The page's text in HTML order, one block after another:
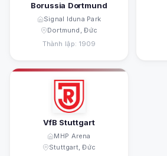
Borussia Dortmund
Signal Iduna Park
Dortmund, Đức
Thành lập: 1909
VfB Stuttgart
MHP Arena
Stuttgart, Đức